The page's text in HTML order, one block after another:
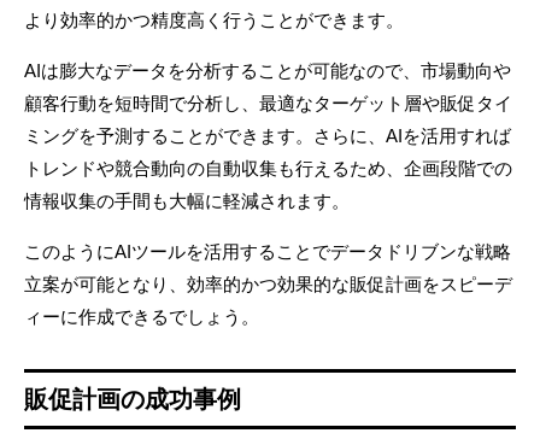
より効率的かつ精度高く行うことができます。
AIは膨大なデータを分析することが可能なので、市場動向や
顧客行動を短時間で分析し、最適なターゲット層や販促タイ
ミングを予測することができます。さらに、AIを活用すれば
トレンドや競合動向の自動収集も行えるため、企画段階での
情報収集の手間も大幅に軽減されます。
このようにAIツールを活用することでデータドリブンな戦略
立案が可能となり、効率的かつ効果的な販促計画をスピーデ
ィーに作成できるでしょう。
販促計画の成功事例